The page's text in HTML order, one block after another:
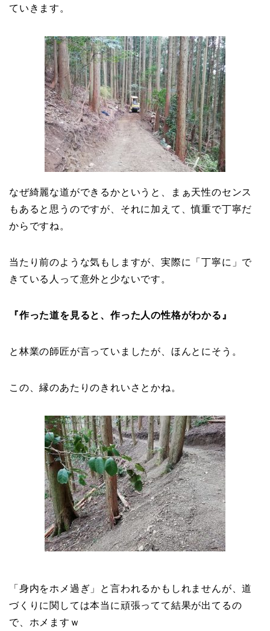
ていきます。
なぜ綺麗な道ができるかというと、まぁ天性のセンス
もあると思うのですが、それに加えて、慎重で丁寧だ
からですね。
当たり前のような気もしますが、実際に「丁寧に」で
きている人って意外と少ないです。
『作った道を見ると、作った人の性格がわかる』
と林業の師匠が言っていましたが、ほんとにそう。
この、縁のあたりのきれいさとかね。
「身内をホメ過ぎ」と言われるかもしれませんが、道
づくりに関しては本当に頑張ってて結果が出てるの
で、ホメますｗ